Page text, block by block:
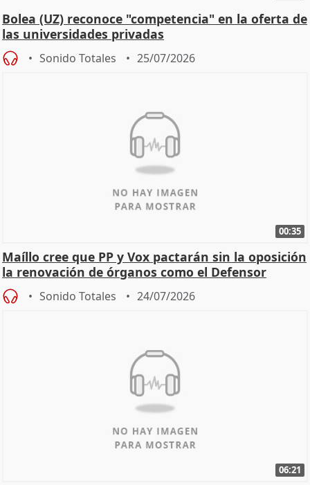
Bolea (UZ) reconoce "competencia" en la oferta de
las universidades privadas
Sonido Totales 25/07/2026
00:35
Maíllo cree que PP y Vox pactarán sin la oposición
la renovación de órganos como el Defensor
Sonido Totales 24/07/2026
06:21